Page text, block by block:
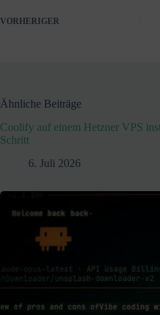
VORHERIGER
Ähnliche Beiträge
Coolify auf einem Hetzner VPS
Schritt
6. Juli 2026